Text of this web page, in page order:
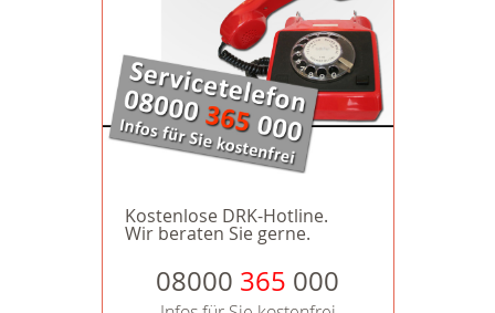
Kostenlose DRK-Hotline.
Wir beraten Sie gerne.
08000 365 000